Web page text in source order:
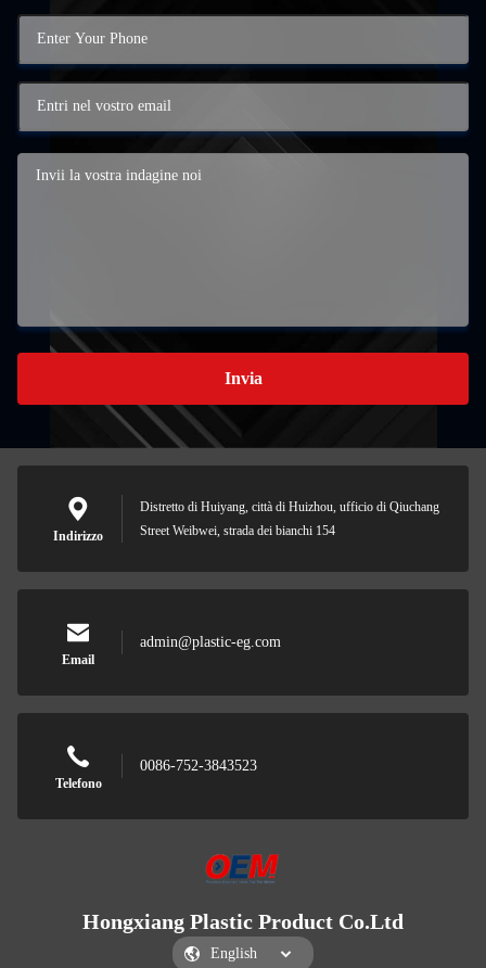
Invia
Indirizzo
Distretto di Huiyang, città di Huizhou, ufficio di Qiuchang
Street Weibwei, strada dei bianchi 154
Email
admin@plastic-eg.com
Telefono
0086-752-3843523
Hongxiang Plastic Product Co.Ltd